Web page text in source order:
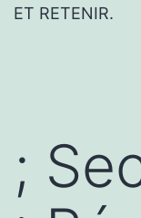
ET RETENIR.
;